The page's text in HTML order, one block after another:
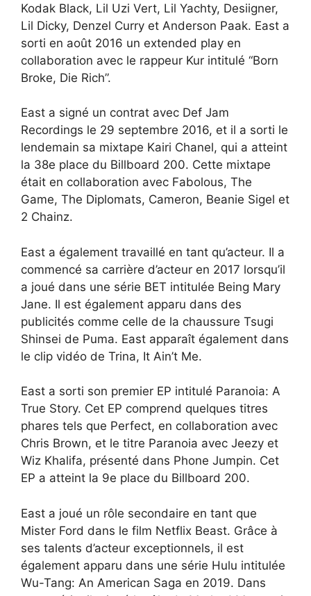
Kodak Black, Lil Uzi Vert, Lil Yachty, Desiigner,
Lil Dicky, Denzel Curry et Anderson Paak. East a
sorti en août 2016 un extended play en
collaboration avec le rappeur Kur intitulé “Born
Broke, Die Rich”.
East a signé un contrat avec Def Jam
Recordings le 29 septembre 2016, et il a sorti le
lendemain sa mixtape Kairi Chanel, qui a atteint
la 38e place du Billboard 200. Cette mixtape
était en collaboration avec Fabolous, The
Game, The Diplomats, Cameron, Beanie Sigel et
2 Chainz.
East a également travaillé en tant qu’acteur. Il a
commencé sa carrière d’acteur en 2017 lorsqu’il
a joué dans une série BET intitulée Being Mary
Jane. Il est également apparu dans des
publicités comme celle de la chaussure Tsugi
Shinsei de Puma. East apparaît également dans
le clip vidéo de Trina, It Ain’t Me.
East a sorti son premier EP intitulé Paranoia: A
True Story. Cet EP comprend quelques titres
phares tels que Perfect, en collaboration avec
Chris Brown, et le titre Paranoia avec Jeezy et
Wiz Khalifa, présenté dans Phone Jumpin. Cet
EP a atteint la 9e place du Billboard 200.
East a joué un rôle secondaire en tant que
Mister Ford dans le film Netflix Beast. Grâce à
ses talents d’acteur exceptionnels, il est
également apparu dans une série Hulu intitulée
Wu-Tang: An American Saga en 2019. Dans